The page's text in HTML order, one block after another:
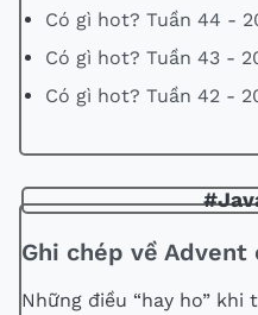
Có gì hot? Tuần 44 -
Có gì hot? Tuần 43 -
Có gì hot? Tuần 42 -
Ghi chép về Advent
Những điều “hay ho” khi